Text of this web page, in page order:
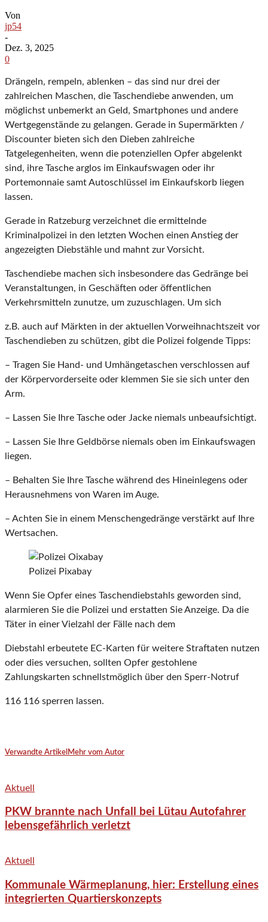
Von
jp54
-
Dez. 3, 2025
0
Drängeln, rempeln, ablenken – das sind nur drei der
zahlreichen Maschen, die Taschendiebe anwenden, um
möglichst unbemerkt an Geld, Smartphones und andere
Wertgegenstände zu gelangen. Gerade in Supermärkten /
Discounter bieten sich den Dieben zahlreiche
Tatgelegenheiten, wenn die potenziellen Opfer abgelenkt
sind, ihre Tasche arglos im Einkaufswagen oder ihr
Portemonnaie samt Autoschlüssel im Einkaufskorb liegen
lassen.
Gerade in Ratzeburg verzeichnet die ermittelnde
Kriminalpolizei in den letzten Wochen einen Anstieg der
angezeigten Diebstähle und mahnt zur Vorsicht.
Taschendiebe machen sich insbesondere das Gedränge bei
Veranstaltungen, in Geschäften oder öffentlichen
Verkehrsmitteln zunutze, um zuzuschlagen. Um sich
z.B. auch auf Märkten in der aktuellen Vorweihnachtszeit vor
Taschendieben zu schützen, gibt die Polizei folgende Tipps:
– Tragen Sie Hand- und Umhängetaschen verschlossen auf
der Körpervorderseite oder klemmen Sie sie sich unter den
Arm.
– Lassen Sie Ihre Tasche oder Jacke niemals unbeaufsichtigt.
– Lassen Sie Ihre Geldbörse niemals oben im Einkaufswagen
liegen.
– Behalten Sie Ihre Tasche während des Hineinlegens oder
Herausnehmens von Waren im Auge.
– Achten Sie in einem Menschengedränge verstärkt auf Ihre
Wertsachen.
Polizei Pixabay
Wenn Sie Opfer eines Taschendiebstahls geworden sind,
alarmieren Sie die Polizei und erstatten Sie Anzeige. Da die
Täter in einer Vielzahl der Fälle nach dem
Diebstahl erbeutete EC-Karten für weitere Straftaten nutzen
oder dies versuchen, sollten Opfer gestohlene
Zahlungskarten schnellstmöglich über den Sperr-Notruf
116 116 sperren lassen.
Verwandte Artikel Mehr vom Autor
Aktuell
PKW brannte nach Unfall bei Lütau Autofahrer
lebensgefährlich verletzt
Aktuell
Kommunale Wärmeplanung, hier: Erstellung eines
integrierten Quartierskonzepts